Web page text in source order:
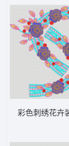
彩色刺绣花卉